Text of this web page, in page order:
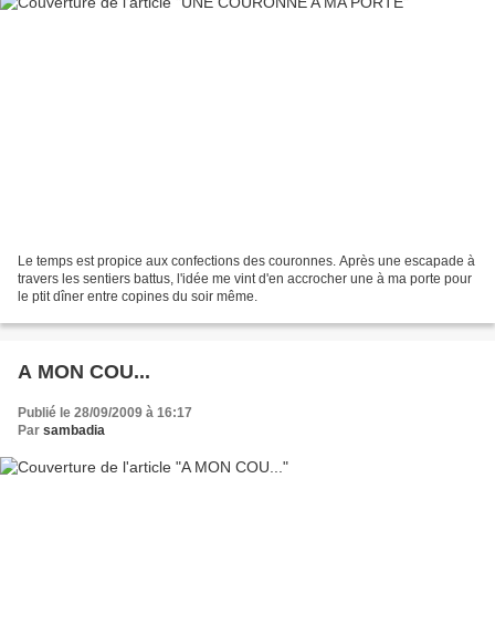
Le temps est propice aux confections des couronnes. Après une escapade à
travers les sentiers battus, l'idée me vint d'en accrocher une à ma porte pour
le ptit dîner entre copines du soir même.
A MON COU...
Publié le 28/09/2009 à 16:17
Par sambadia